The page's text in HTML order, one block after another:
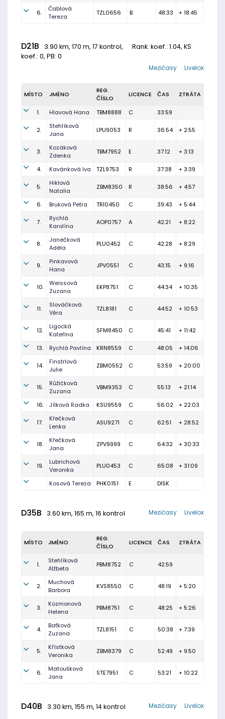
6.
Čablová
Tereza
TZL0656 B 48:33 + 18:45
D21B 3.90 km, 170 m, 17 kontrol, Rank. koef.: 1.04, KS
koef.: 0, PB: 0
Livelox
Mezičasy
MÍSTO JMÉNO
REG.
ČÍSLO
LICENCE ČAS ZTRÁTA
1. Hlavová Hana TBM8888 C 33:59
2.
Stehlíková
Jana
LPU9053 R 36:54 + 2:55
3.
Kozáková
Zdenka
TBM7952 E 37:12 + 3:13
4. Kavánková Iva TZL9753 R 37:38 + 3:39
5.
Hiklová
Natalia
ZBM8350 R 38:56 + 4:57
6. Bruková Petra TRI0450 C 39:43 + 5:44
7.
Rychlá
Karolína
AOP0757 A 42:21 + 8:22
8.
Janečková
Adéla
PLU0452 C 42:28 + 8:29
9.
Pinkavová
Hana
JPV0551 C 43:15 + 9:16
10.
Weissová
Zuzana
EKP8751 C 44:34 + 10:35
11.
Slováčková
Věra
TZL8181 C 44:52 + 10:53
12.
Ligocká
Kateřina
SFM8450 C 45:41 + 11:42
13. Rychlá Pavlína KRN8559 C 48:05 + 14:06
14.
Finstrlová
Julie
ZBM0552 C 53:59 + 20:00
15.
Růžičková
Zuzana
VBM9353 C 55:13 + 21:14
16. Jílková Radka KSU9559 C 56:02 + 22:03
17.
Křečková
Lenka
ASU9271 C 62:51 + 28:52
18.
Křečková
Jana
ZPV9999 C 64:32 + 30:33
19.
Lubrichová
Veronika
PLU0453 C 65:08 + 31:09
Kosová Tereza PHK0151 E DISK
D35B 3.60 km, 165 m, 16 kontrol Livelox
Mezičasy
MÍSTO JMÉNO
REG.
ČÍSLO
LICENCE ČAS ZTRÁTA
1.
Stehlíková
Alžbeta
PBM8752 C 42:59
2.
Muchová
Barbora
KVS8550 C 48:19 + 5:20
3.
Kozmonová
Helena
PBM8751 C 48:25 + 5:26
4.
Baťková
Zuzana
TZL8151 C 50:38 + 7:39
5.
Křístková
Veronika
ZBM8379 C 52:49 + 9:50
6.
Matoušková
Jana
STE7951 C 53:21 + 10:22
D40B 3.30 km, 155 m, 14 kontrol Livelox
Mezičasy